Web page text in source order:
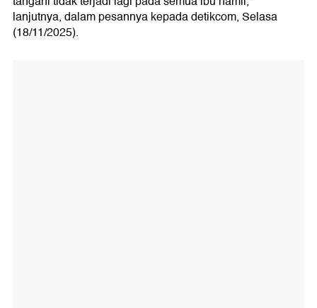
lanjutnya, dalam pesannya kepada detikcom, Selasa
(18/11/2025).